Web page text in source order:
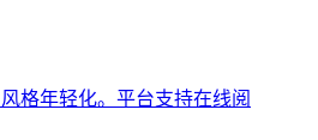
格年轻化。平台支持在线阅